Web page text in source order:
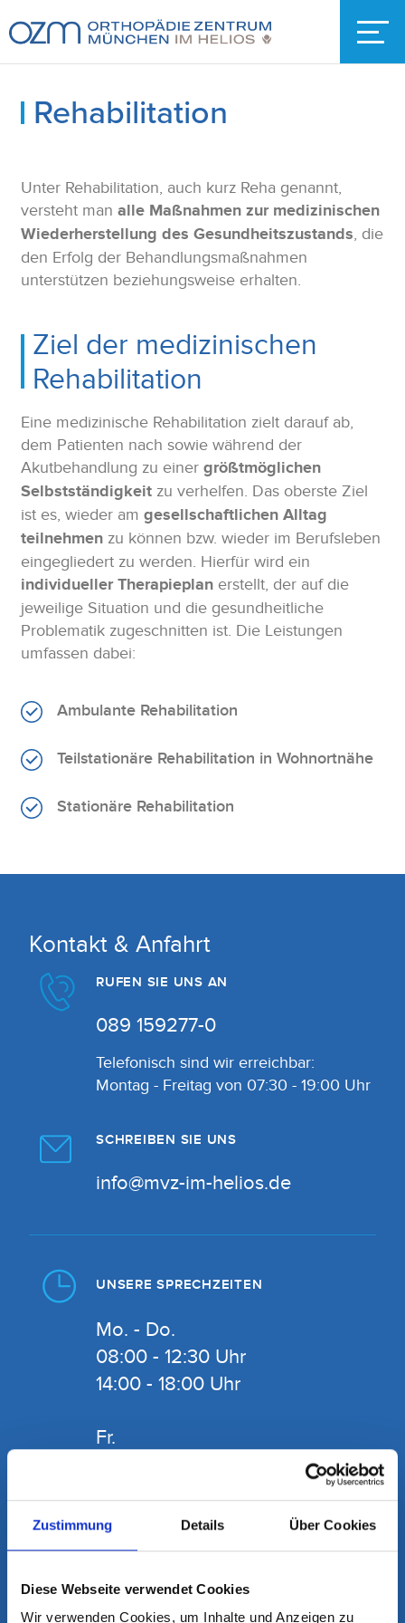
Zustimmung Details Über Cookies
Diese Webseite verwendet Cookies
Wir verwenden Cookies, um Inhalte und Anzeigen zu
Rehabilitation
Unter Rehabilitation, auch kurz Reha genannt,
versteht man alle Maßnahmen zur medizinischen
Wiederherstellung des Gesundheitszustands, die
den Erfolg der Behandlungsmaßnahmen
unterstützen beziehungsweise erhalten.
Ziel der medizinischen
Rehabilitation
Eine medizinische Rehabilitation zielt darauf ab,
dem Patienten nach sowie während der
Akutbehandlung zu einer größtmöglichen
Selbstständigkeit zu verhelfen. Das oberste Ziel
ist es, wieder am gesellschaftlichen Alltag
teilnehmen zu können bzw. wieder im Berufsleben
eingegliedert zu werden. Hierfür wird ein
individueller Therapieplan erstellt, der auf die
jeweilige Situation und die gesundheitliche
Problematik zugeschnitten ist. Die Leistungen
umfassen dabei:
Ambulante Rehabilitation
Teilstationäre Rehabilitation in Wohnortnähe
Stationäre Rehabilitation
Kontakt & Anfahrt
RUFEN SIE UNS AN
089 159277-0
Telefonisch sind wir erreichbar:
Montag - Freitag von 07:30 - 19:00 Uhr
SCHREIBEN SIE UNS
info@mvz-im-helios.de
UNSERE SPRECHZEITEN
Mo. - Do.
08:00 - 12:30 Uhr
14:00 - 18:00 Uhr
Fr.
und nach Vereinbarung
halten wir Notfalltermine bereit, die